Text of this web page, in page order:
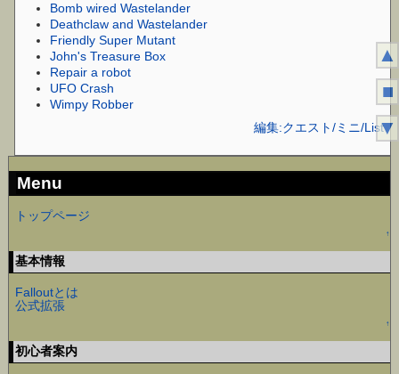
Bomb wired Wastelander
Deathclaw and Wastelander
Friendly Super Mutant
John's Treasure Box
Repair a robot
UFO Crash
Wimpy Robber
編集:クエスト/ミニ/List
Menu
トップページ
↑
基本情報
Falloutとは
公式拡張
↑
初心者案内
▲
■
▼